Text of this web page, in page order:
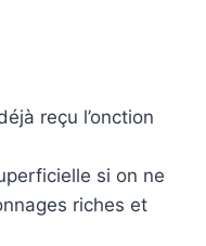
reçu l’onction
si on ne
riches et